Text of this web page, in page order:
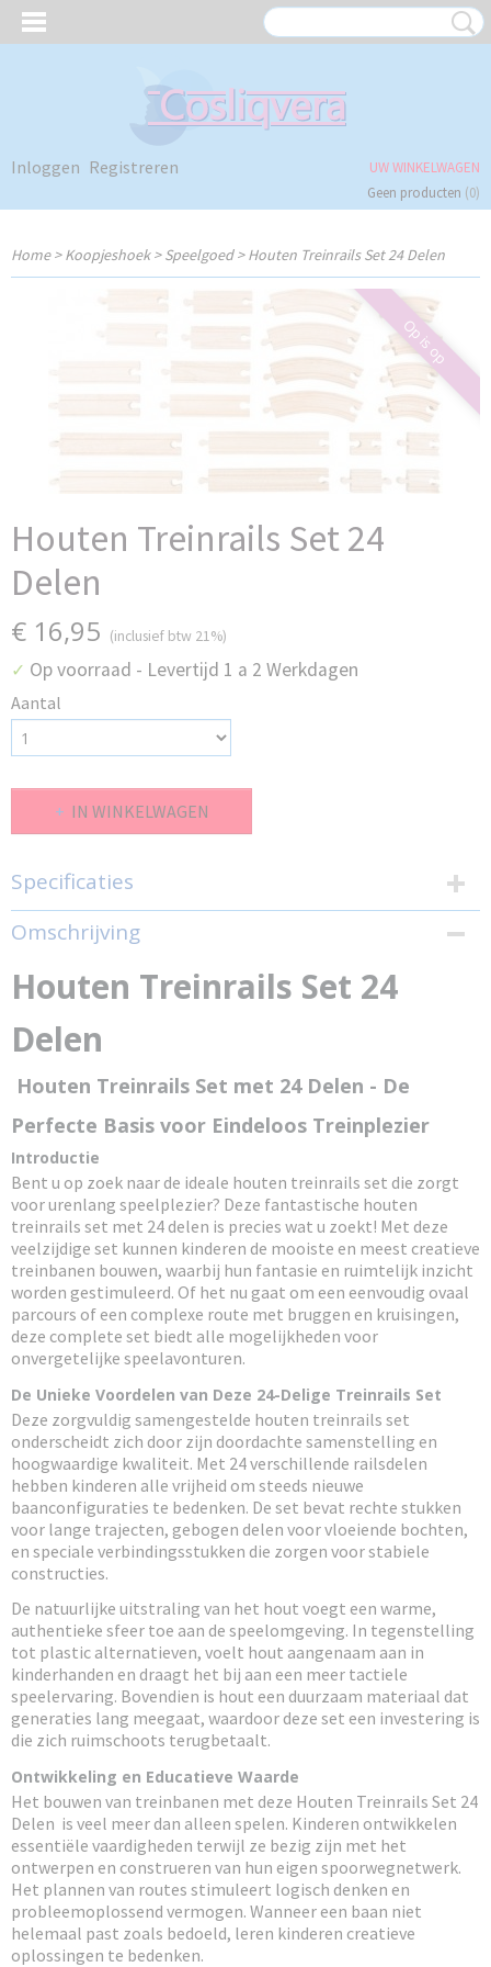
Inloggen Registreren
UW WINKELWAGEN
Geen producten (0)
Home>Koopjeshoek>Speelgoed>Houten Treinrails Set 24 Delen
Op is op
Houten Treinrails Set 24
Delen
€ 16,95 (inclusief btw 21%)
✓ Op voorraad - Levertijd 1 a 2 Werkdagen
Aantal
IN WINKELWAGEN
Specificaties
Productcode
EEA-1
EAN code
4020972102577
Omschrijving
Houten Treinrails Set 24
Delen
Houten Treinrails Set met 24 Delen - De
Perfecte Basis voor Eindeloos Treinplezier
Introductie
Bent u op zoek naar de ideale houten treinrails set die zorgt
voor urenlang speelplezier? Deze fantastische houten
treinrails set met 24 delen is precies wat u zoekt! Met deze
veelzijdige set kunnen kinderen de mooiste en meest creatieve
treinbanen bouwen, waarbij hun fantasie en ruimtelijk inzicht
worden gestimuleerd. Of het nu gaat om een eenvoudig ovaal
parcours of een complexe route met bruggen en kruisingen,
deze complete set biedt alle mogelijkheden voor
onvergetelijke speelavonturen.
De Unieke Voordelen van Deze 24-Delige Treinrails Set
Deze zorgvuldig samengestelde houten treinrails set
onderscheidt zich door zijn doordachte samenstelling en
hoogwaardige kwaliteit. Met 24 verschillende railsdelen
hebben kinderen alle vrijheid om steeds nieuwe
baanconfiguraties te bedenken. De set bevat rechte stukken
voor lange trajecten, gebogen delen voor vloeiende bochten,
en speciale verbindingsstukken die zorgen voor stabiele
constructies.
De natuurlijke uitstraling van het hout voegt een warme,
authentieke sfeer toe aan de speelomgeving. In tegenstelling
tot plastic alternatieven, voelt hout aangenaam aan in
kinderhanden en draagt het bij aan een meer tactiele
speelervaring. Bovendien is hout een duurzaam materiaal dat
generaties lang meegaat, waardoor deze set een investering is
die zich ruimschoots terugbetaalt.
Ontwikkeling en Educatieve Waarde
Het bouwen van treinbanen met deze Houten Treinrails Set 24
Delen is veel meer dan alleen spelen. Kinderen ontwikkelen
essentiële vaardigheden terwijl ze bezig zijn met het
ontwerpen en construeren van hun eigen spoorwegnetwerk.
Het plannen van routes stimuleert logisch denken en
probleemoplossend vermogen. Wanneer een baan niet
helemaal past zoals bedoeld, leren kinderen creatieve
oplossingen te bedenken.